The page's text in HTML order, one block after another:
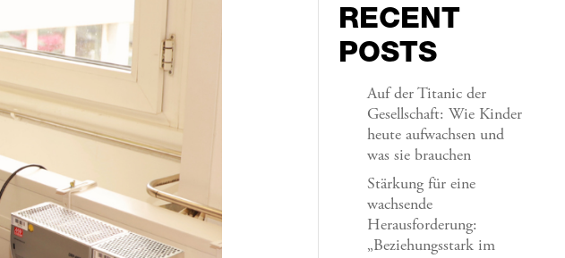
RECENT
POSTS
Auf der Titanic der
Gesellschaft: Wie Kinder
heute aufwachsen und
was sie brauchen
Stärkung für eine
wachsende
Herausforderung:
„Beziehungsstark im